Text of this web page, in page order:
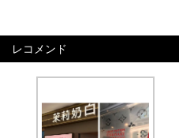
レコメンド